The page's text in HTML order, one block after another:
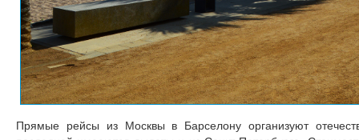
Прямые рейсы из Москвы в Барселону организуют